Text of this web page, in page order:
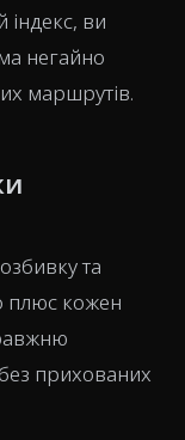
індекс, ви
негайно
маршрутів.
та
плюс кожен
прихованих